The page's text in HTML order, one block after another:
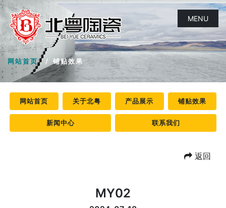
MENU
网站首页 铺贴效果
网站首页 关于北粤 产品展示 铺贴效果
新闻中心 联系我们
返回
MY02